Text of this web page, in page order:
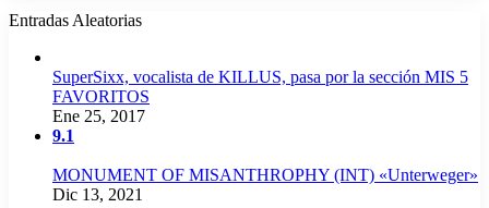
Entradas Aleatorias
SuperSixx, vocalista de KILLUS, pasa por la sección MIS 5
FAVORITOS
Ene 25, 2017
9.1
MONUMENT OF MISANTHROPHY (INT) «Unterweger»
Dic 13, 2021